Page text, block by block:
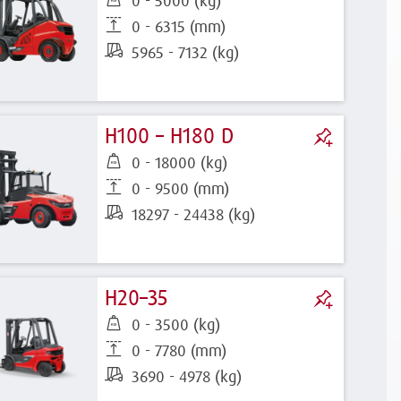
0 - 6315 (mm)
5965 - 7132 (kg)
H100 – H180 D
0 - 18000 (kg)
0 - 9500 (mm)
18297 - 24438 (kg)
H20–35
0 - 3500 (kg)
0 - 7780 (mm)
3690 - 4978 (kg)